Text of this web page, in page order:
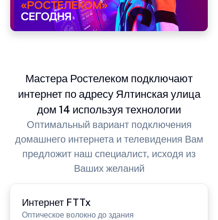
Мастера Ростелеком подключают
интернет по адресу Ялтинская улица
дом 14 используя технологии
Оптимальный вариант подключения
домашнего интернета и телевидения Вам
предложит наш специалист, исходя из
Ваших желаний
Интернет FTTx
Оптическое волокно до здания